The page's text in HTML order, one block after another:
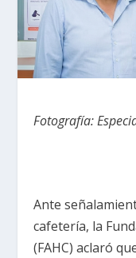
Fotografía:
Ante
cafetería, la
(FAHC) aclaró